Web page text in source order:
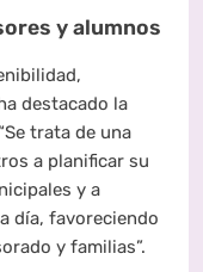
y alumnos
destacado la
trata de una
a planificar su
y a
día, favoreciendo
y familias”.